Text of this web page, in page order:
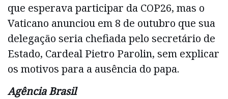
que esperava participar da COP26, mas o
Vaticano anunciou em 8 de outubro que sua
delegação seria chefiada pelo secretário de
Estado, Cardeal Pietro Parolin, sem explicar
os motivos para a ausência do papa.
Agência Brasil